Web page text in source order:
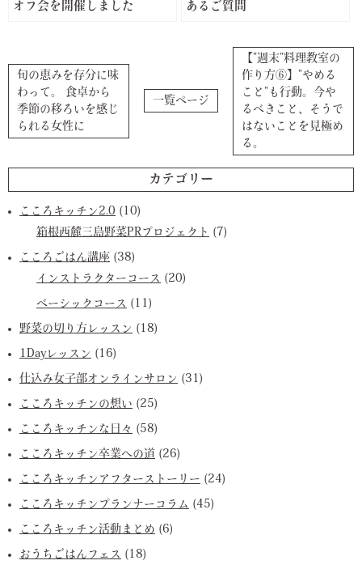
オフ会を開催しました
あるご質問
旬の恵みを存分に味
わって。 食卓から
季節の移ろいを感じ
られる女性に
一覧ページ
【”週末”料理教室の
作り方⑥】”やめる
こと”も行動。今や
るべきこと、そうで
はないことを見極め
る。
カテゴリー
こころキッチン2.0 (10)
箱根西麓三島野菜PRプロジェクト (7)
こころごはん講座 (38)
インストラクターコース (20)
ベーシックコース (11)
野菜の切り方レッスン (18)
1Dayレッスン (16)
仕込み女子部オンラインサロン (31)
こころキッチンの想い (25)
こころキッチンな日々 (58)
こころキッチン卒業への道 (26)
こころキッチンアフターストーリー (24)
こころキッチンプランナーコラム (45)
こころキッチン活動まとめ (6)
おうちごはんフェス (18)